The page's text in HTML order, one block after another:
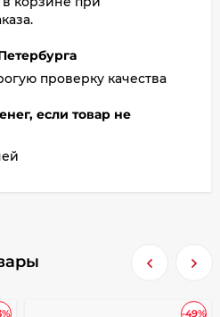
проверку качества
если товар не
-49%